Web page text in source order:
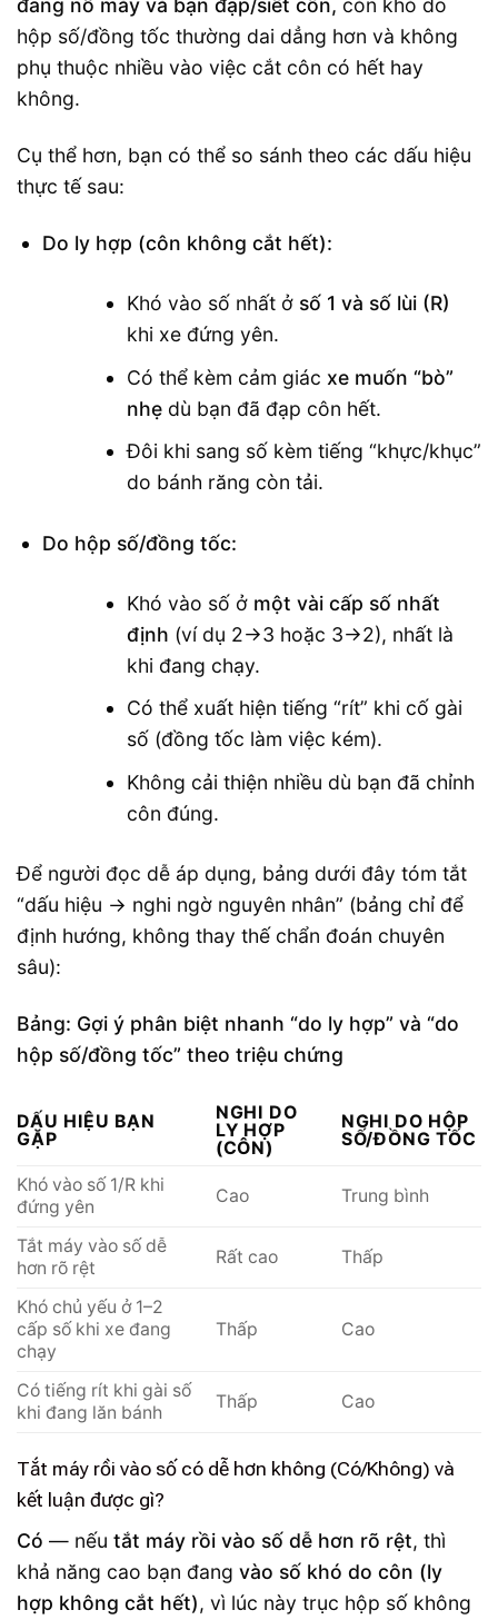
đang nổ máy và bạn đạp/siết côn, còn khó do
hộp số/đồng tốc thường dai dẳng hơn và không
phụ thuộc nhiều vào việc cắt côn có hết hay
không.
Cụ thể hơn, bạn có thể so sánh theo các dấu hiệu
thực tế sau:
Do ly hợp (côn không cắt hết):
Khó vào số nhất ở số 1 và số lùi (R)
khi xe đứng yên.
Có thể kèm cảm giác xe muốn “bò”
nhẹdù bạn đã đạp côn hết.
Đôi khi sang số kèm tiếng “khực/khục”
do bánh răng còn tải.
Do hộp số/đồng tốc:
Khó vào số ở một vài cấp số nhất
định (ví dụ 2→3 hoặc 3→2), nhất là
khi đang chạy.
Có thể xuất hiện tiếng “rít” khi cố gài
số (đồng tốc làm việc kém).
Không cải thiện nhiều dù bạn đã chỉnh
côn đúng.
Để người đọc dễ áp dụng, bảng dưới đây tóm tắt
“dấu hiệu → nghi ngờ nguyên nhân” (bảng chỉ để
định hướng, không thay thế chẩn đoán chuyên
sâu):
Bảng: Gợi ý phân biệt nhanh “do ly hợp” và “do
hộp số/đồng tốc” theo triệu chứng
DẤU HIỆU BẠN
GẶP
NGHI DO
LY HỢP
(CÔN)
NGHI DO HỘP
SỐ/ĐỒNG TỐC
Khó vào số 1/R khi
đứng yên
Cao Trung bình
Tắt máy vào số dễ
hơn rõ rệt
Rất cao Thấp
Khó chủ yếu ở 1–2
cấp số khi xe đang
chạy
Thấp Cao
Có tiếng rít khi gài số
khi đang lăn bánh
Thấp Cao
Tắt máy rồi vào số có dễ hơn không (Có/Không) và
kết luận được gì?
Có — nếu tắt máy rồi vào số dễ hơn rõ rệt, thì
khả năng cao bạn đang vào số khó do côn (ly
hợp không cắt hết), vì lúc này trục hộp số không